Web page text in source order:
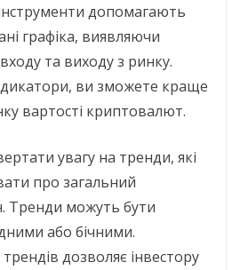
допомагають
графіка, виявляючи
та виходу з ринку.
ви зможете краще
вартості криптовалют.
увагу на тренди, які
про загальний
Тренди можуть бути
або бічними.
дозволяє інвестору